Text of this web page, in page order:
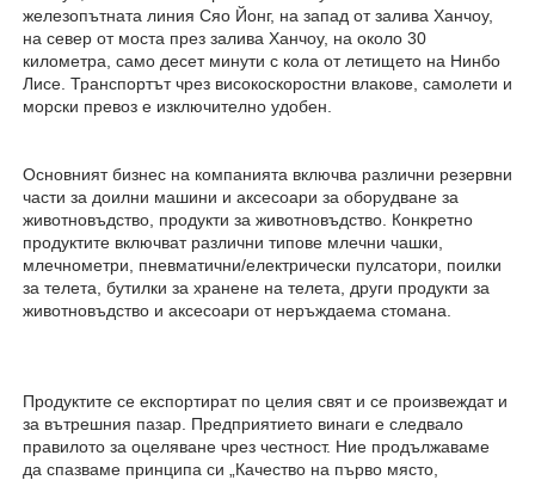
железопътната линия Сяо Йонг, на запад от залива Ханчоу,
на север от моста през залива Ханчоу, на около 30
километра, само десет минути с кола от летището на Нинбо
Лисе. Транспортът чрез високоскоростни влакове, самолети и
морски превоз е изключително удобен.
Основният бизнес на компанията включва различни резервни
части за доилни машини и аксесоари за оборудване за
животновъдство, продукти за животновъдство. Конкретно
продуктите включват различни типове млечни чашки,
млечнометри, пневматични/електрически пулсатори, поилки
за телета, бутилки за хранене на телета, други продукти за
животновъдство и аксесоари от неръждаема стомана.
Продуктите се експортират по целия свят и се произвеждат и
за вътрешния пазар. Предприятието винаги е следвало
правилото за оцеляване чрез честност. Ние продължаваме
да спазваме принципа си „Качество на първо място,